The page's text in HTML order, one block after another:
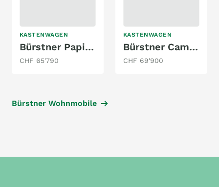
KASTENWAGEN
Bürstner Papillon PC 6.0
CHF 65'790
KASTENWAGEN
Bürstner Campeo Black Forest C 640
CHF 69'900
Bürstner Wohnmobile